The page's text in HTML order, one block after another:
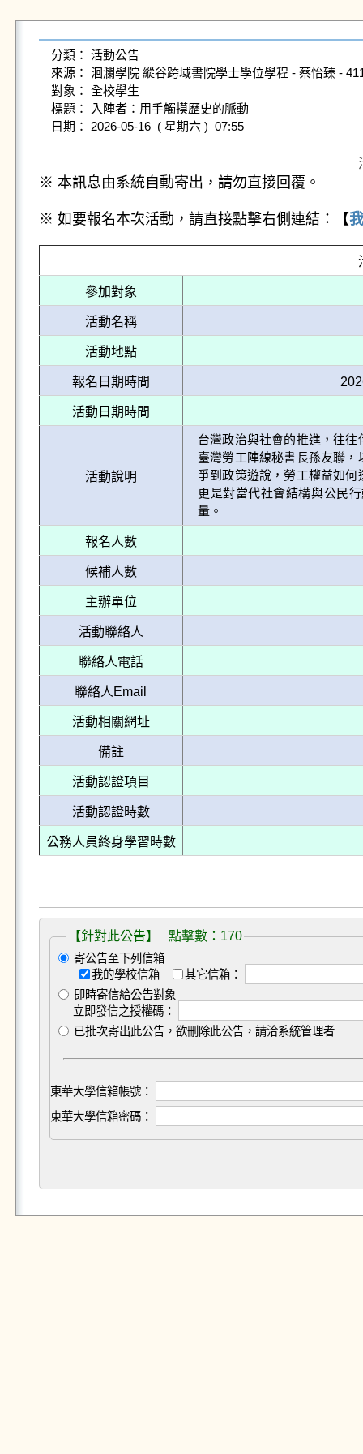
分類： 活動公告
來源： 洄瀾學院 縱谷跨域書院學士學位學程 - 蔡怡臻 -
對象： 全校學生
標題： 入陣者：用手觸摸歷史的脈動
日期： 2026-05-16  ( 星期六 )  07:55
※ 本訊息由系統自動寄出，請勿直接回覆。
※ 如要報名本次活動，請直接點擊右側連結：【
參加對象
活動名稱
活動地點
報名日期時間
活動日期時間
活動說明
台灣政治與社會的推進，往
臺灣勞工陣線秘書長孫友聯
爭到政策遊說，勞工權益如
更是對當代社會結構與公民
量。
報名人數
候補人數
主辦單位
活動聯絡人
聯絡人電話
聯絡人Email
活動相關網址
備註
活動認證項目
活動認證時數
公務人員終身學習時數
【針對此公告】 點擊數：170
寄公告至下列信箱
我的學校信箱
其它信箱：
即時寄信給公告對象
立即發信之授權碼：
已批次寄出此公告，欲刪除此公告，請洽系統管理者
東華大學信箱帳號：
東華大學信箱密碼：